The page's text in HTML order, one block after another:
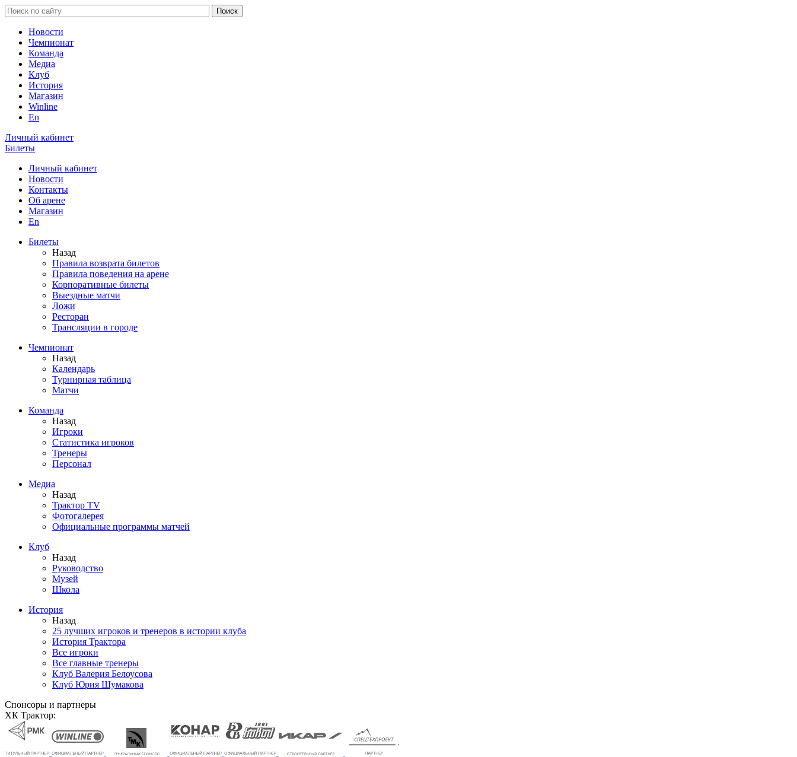
Новости
Чемпионат
Команда
Медиа
Клуб
История
Магазин
Winline
En
Личный кабинет
Билеты
Личный кабинет
Новости
Контакты
Об арене
Магазин
En
Билеты
Назад
Правила возврата билетов
Правила поведения на арене
Корпоративные билеты
Выездные матчи
Ложи
Ресторан
Трансляции в городе
Чемпионат
Назад
Календарь
Турнирная таблица
Матчи
Команда
Назад
Игроки
Статистика игроков
Тренеры
Персонал
Медиа
Назад
Трактор TV
Фотогалерея
Официальные программы матчей
Клуб
Назад
Руководство
Музей
Школа
История
Назад
25 лучших игроков и тренеров в истории клуба
История Трактора
Все игроки
Все главные тренеры
Клуб Валерия Белоусова
Клуб Юрия Шумакова
Спонсоры и партнеры
ХК Трактор: